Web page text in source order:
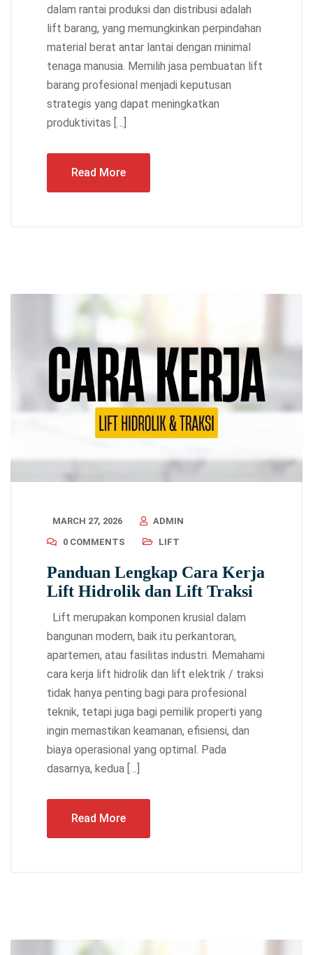
dalam rantai produksi dan distribusi adalah
lift barang, yang memungkinkan perpindahan
material berat antar lantai dengan minimal
tenaga manusia. Memilih jasa pembuatan lift
barang profesional menjadi keputusan
strategis yang dapat meningkatkan
produktivitas […]
Read More
MARCH 27, 2026
ADMIN
0 COMMENTS
LIFT
Panduan Lengkap Cara Kerja
Lift Hidrolik dan Lift Traksi
Lift merupakan komponen krusial dalam
bangunan modern, baik itu perkantoran,
apartemen, atau fasilitas industri. Memahami
cara kerja lift hidrolik dan lift elektrik / traksi
tidak hanya penting bagi para profesional
teknik, tetapi juga bagi pemilik properti yang
ingin memastikan keamanan, efisiensi, dan
biaya operasional yang optimal. Pada
dasarnya, kedua […]
Read More